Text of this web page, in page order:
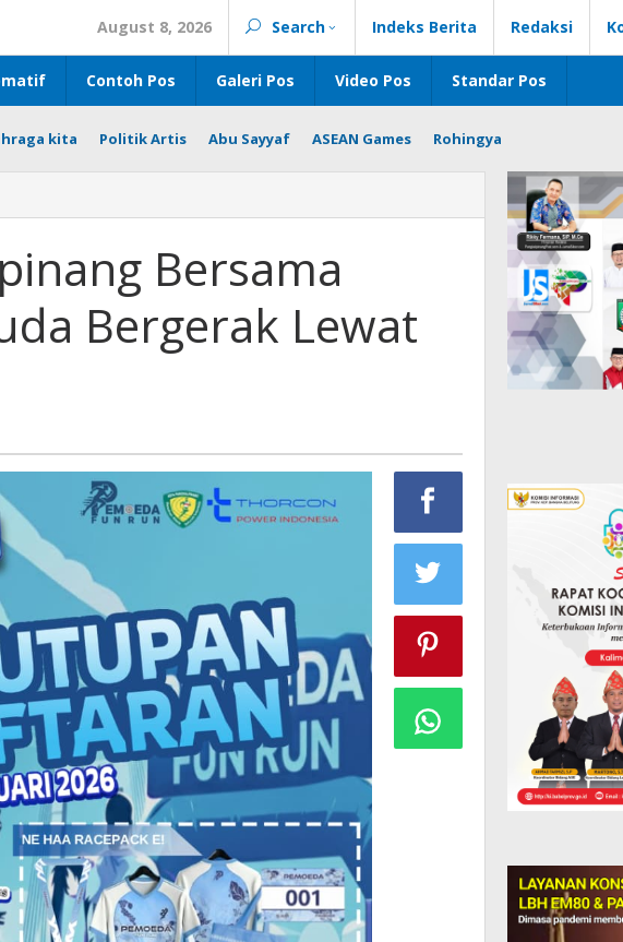
August 8, 2026 Search Indeks Berita Redaksi
Contoh Pos Galeri Pos Video Pos Standar Pos
kita Politik Artis Abu Sayyaf ASEAN Games Rohingya
Bersama
Bergerak Lewat